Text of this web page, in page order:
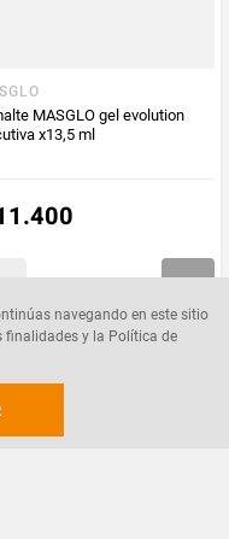
navegando en este sitio
finalidades y la Política de
MASGLO gel evolution
x13,5 ml
.400